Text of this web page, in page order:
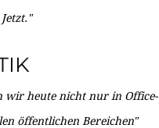
wir heute nicht nur in Office-
öffentlichen Bereichen"